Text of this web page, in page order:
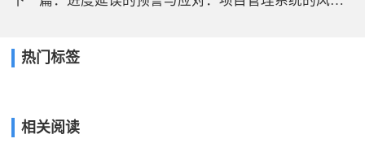
热门标签
相关阅读